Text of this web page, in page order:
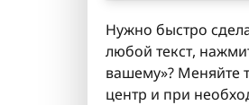
Нужно быстро
любой текст,
вашему»? Меняйте
центр и при